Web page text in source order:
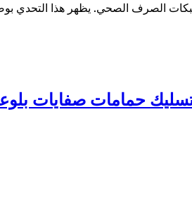
الصرف الصحي. يظهر هذا التحدي
حمامات صفايات